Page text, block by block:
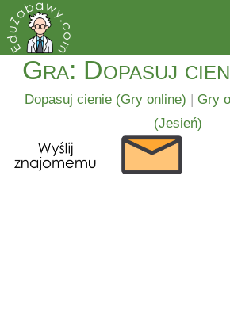
Gra: Dopasuj
Dopasuj cienie (Gry online) | Gry
(Jesień)